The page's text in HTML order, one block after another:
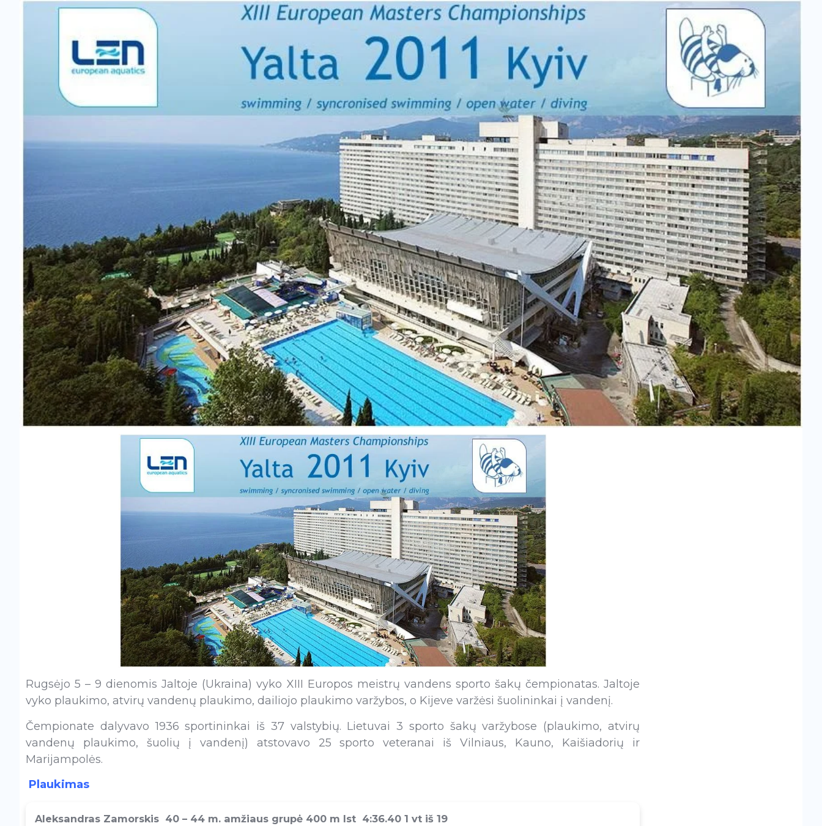
Rugsėjo 5 – 9 dienomis Jaltoje (Ukraina) vyko XIII Europos meistrų vandens sporto šakų čempionatas. Jaltoje
vyko plaukimo, atvirų vandenų plaukimo, dailiojo plaukimo varžybos, o Kijeve varžėsi šuolininkai į vandenį.
Čempionate dalyvavo 1936 sportininkai iš 37 valstybių. Lietuvai 3 sporto šakų varžybose (plaukimo, atvirų
vandenų plaukimo, šuolių į vandenį) atstovavo 25 sporto veteranai iš Vilniaus, Kauno, Kaišiadorių ir
Marijampolės.
Plaukimas
Aleksandras Zamorskis 40 – 44 m. amžiaus grupė 400 m lst 4:36.40 1 vt iš 19